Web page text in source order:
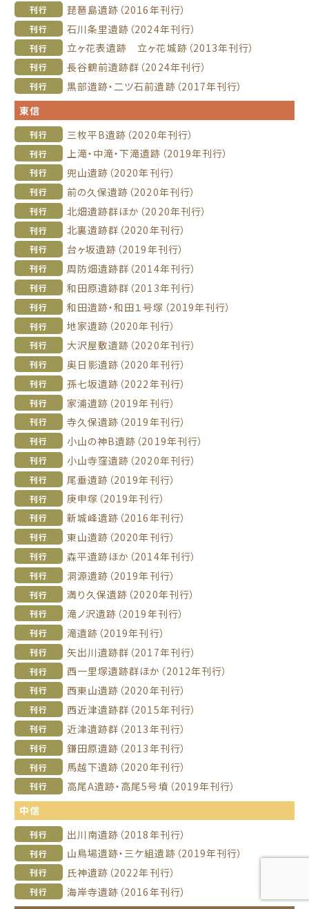
刊行 琵琶島遺跡（2016年刊行）
刊行 石川条里遺跡（2024年刊行）
刊行 立ヶ花表遺跡 立ヶ花城跡（2013年刊行）
刊行 長谷鶴前遺跡群（2024年刊行）
刊行
黒部遺跡・二ツ石前遺跡（2017年刊行）
東信
刊行 三枚平B遺跡（2020年刊行）
刊行 上滝・中滝・下滝遺跡（2019年刊行）
刊行 兜山遺跡（2020年刊行）
刊行 前の久保遺跡（2020年刊行）
刊行 北畑遺跡群ほか（2020年刊行）
刊行 北裏遺跡群（2020年刊行）
刊行 台ヶ坂遺跡（2019年刊行）
刊行 周防畑遺跡群（2014年刊行）
刊行 和田原遺跡群（2013年刊行）
刊行 和田遺跡・和田１号塚（2019年刊行）
刊行 地家遺跡（2020年刊行）
刊行 大沢屋敷遺跡（2020年刊行）
刊行 奥日影遺跡（2020年刊行）
刊行 孫七坂遺跡（2022年刊行）
刊行 家浦遺跡（2019年刊行）
刊行 寺久保遺跡（2019年刊行）
刊行 小山の神B遺跡（2019年刊行）
刊行 小山寺窪遺跡（2020年刊行）
刊行 尾垂遺跡（2019年刊行）
刊行 庚申塚（2019年刊行）
刊行 新城峰遺跡（2016年刊行）
刊行 東山遺跡（2020年刊行）
刊行 森平遺跡ほか（2014年刊行）
刊行 洞源遺跡（2019年刊行）
刊行 満り久保遺跡（2020年刊行）
刊行 滝ノ沢遺跡（2019年刊行）
刊行 滝遺跡（2019年刊行）
刊行 矢出川遺跡群（2017年刊行）
刊行 西一里塚遺跡群ほか（2012年刊行）
刊行 西東山遺跡（2020年刊行）
刊行 西近津遺跡群（2015年刊行）
刊行 近津遺跡群（2013年刊行）
刊行 鎌田原遺跡（2013年刊行）
刊行 馬越下遺跡（2020年刊行）
刊行
高尾A遺跡・高尾5号墳（2019年刊行）
中信
刊行 出川南遺跡（2018年刊行）
刊行 山鳥場遺跡・三ケ組遺跡（2019年刊行）
刊行 氏神遺跡（2022年刊行）
刊行
海岸寺遺跡（2016年刊行）